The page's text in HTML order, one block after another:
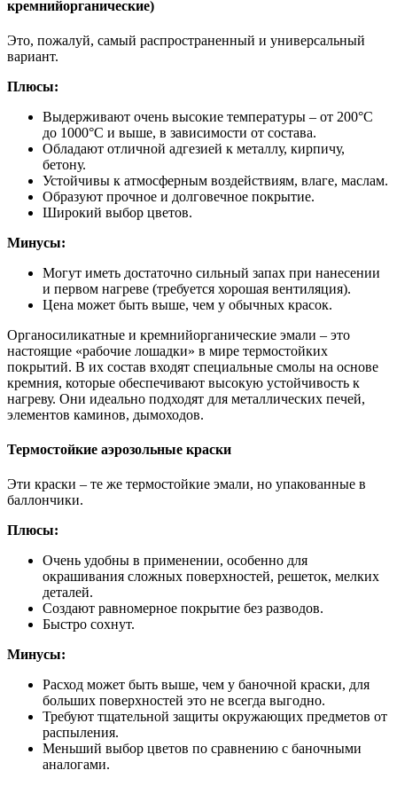
кремнийорганические)
Это, пожалуй, самый распространенный и универсальный
вариант.
Плюсы:
Выдерживают очень высокие температуры – от 200°C
до 1000°C и выше, в зависимости от состава.
Обладают отличной адгезией к металлу, кирпичу,
бетону.
Устойчивы к атмосферным воздействиям, влаге, маслам.
Образуют прочное и долговечное покрытие.
Широкий выбор цветов.
Минусы:
Могут иметь достаточно сильный запах при нанесении
и первом нагреве (требуется хорошая вентиляция).
Цена может быть выше, чем у обычных красок.
Органосиликатные и кремнийорганические эмали – это
настоящие «рабочие лошадки» в мире термостойких
покрытий. В их состав входят специальные смолы на основе
кремния, которые обеспечивают высокую устойчивость к
нагреву. Они идеально подходят для металлических печей,
элементов каминов, дымоходов.
Термостойкие аэрозольные краски
Эти краски – те же термостойкие эмали, но упакованные в
баллончики.
Плюсы:
Очень удобны в применении, особенно для
окрашивания сложных поверхностей, решеток, мелких
деталей.
Создают равномерное покрытие без разводов.
Быстро сохнут.
Минусы:
Расход может быть выше, чем у баночной краски, для
больших поверхностей это не всегда выгодно.
Требуют тщательной защиты окружающих предметов от
распыления.
Меньший выбор цветов по сравнению с баночными
аналогами.